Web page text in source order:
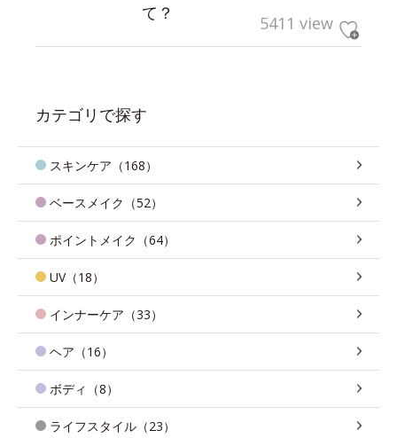
て？
5411 view
カテゴリで探す
スキンケア（168）
ベースメイク（52）
ポイントメイク（64）
UV（18）
インナーケア（33）
ヘア（16）
ボディ（8）
ライフスタイル（23）